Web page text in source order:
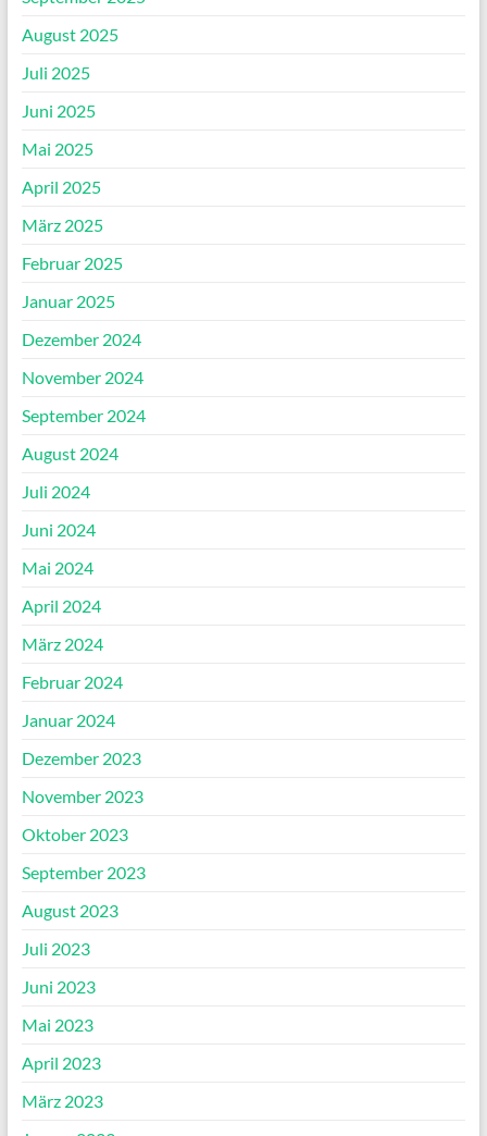
August 2025
Juli 2025
Juni 2025
Mai 2025
April 2025
März 2025
Februar 2025
Januar 2025
Dezember 2024
November 2024
September 2024
August 2024
Juli 2024
Juni 2024
Mai 2024
April 2024
März 2024
Februar 2024
Januar 2024
Dezember 2023
November 2023
Oktober 2023
September 2023
August 2023
Juli 2023
Juni 2023
Mai 2023
April 2023
März 2023